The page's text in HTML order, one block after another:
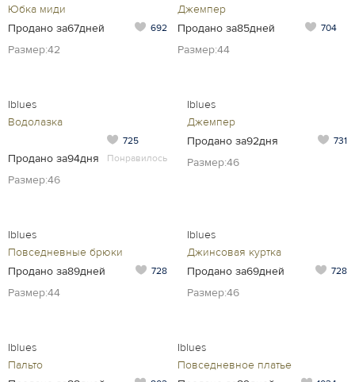
Юбка миди
Продано за67дней
692
Размер:42
Джемпер
Продано за85дней
704
Размер:44
Iblues
Водолазка
Продано за94дня
725
Понравилось
Размер:46
Iblues
Джемпер
Продано за92дня
731
Размер:46
Iblues
Повседневные брюки
Продано за89дней
728
Размер:44
Iblues
Джинсовая куртка
Продано за69дней
728
Размер:46
Iblues
Пальто
Iblues
Повседневное платье